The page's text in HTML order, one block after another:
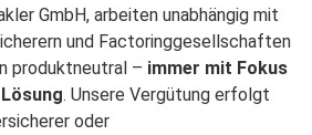
GmbH, arbeiten unabhängig mit
und Factoringgesellschaften
produktneutral – immer mit Fokus
. Unsere Vergütung erfolgt
oder